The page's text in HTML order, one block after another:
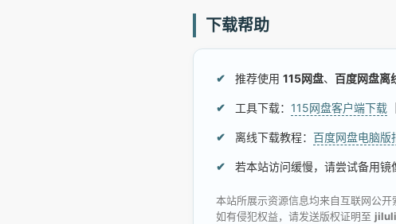
下载帮助
推荐使用 115网盘、 百度网盘离
工具下载： 115网盘客户端下载
离线下载教程： 百度网盘电脑版
若本站访问缓慢，请尝试备用镜
本站所展示资源信息均来自互联网公开
如有侵犯权益，请发送版权证明至